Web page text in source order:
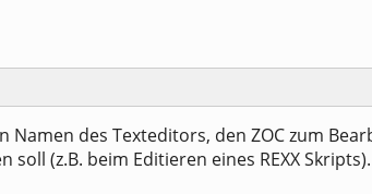
Namen des Texteditors, den ZOC zum
soll (z.B. beim Editieren eines REXX Skripts).